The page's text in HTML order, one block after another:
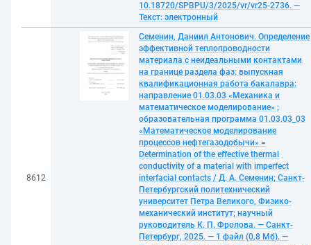
10.18720/SPBPU/3/2025/vr/vr25-2736. —
Текст: электронный
8612
Семенин, Даниил Антонович. Определение
эффективной теплопроводности
материала с неидеальными контактами
на границе раздела фаз: выпускная
квалификационная работа бакалавра:
направление 01.03.03 «Механика и
математическое моделирование» ;
образовательная программа 01.03.03_03
«Математическое моделирование
процессов нефтегазодобычи» =
Determination of the effective thermal
conductivity of a material with imperfect
interfacial contacts / Д. А. Семенин; Санкт-
Петербургский политехнический
университет Петра Великого, Физико-
механический институт; научный
руководитель К. П. Фролова. — Санкт-
Петербург, 2025. — 1 файл (0,8 Мб). —